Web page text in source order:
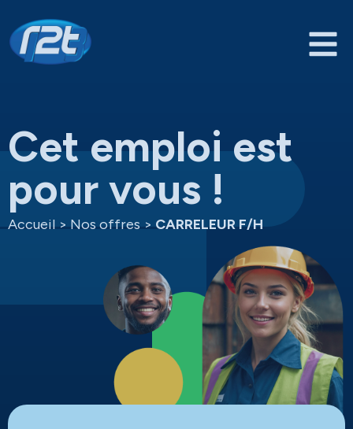
Cet emploi est
pour vous !
Accueil > Nos offres > CARRELEUR F/H